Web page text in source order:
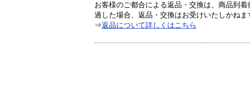
お客様のご都合による返品・交換は、商品到
過した場合、返品・交換はお受けいたしかねま
⇒返品について詳しくはこちら